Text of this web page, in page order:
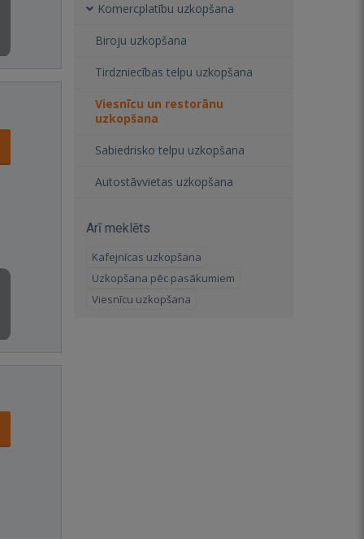
Komercplatību uzkopšana
Biroju uzkopšana
Tirdzniecības telpu uzkopšana
Viesnīcu un restorānu
uzkopšana
Sabiedrisko telpu uzkopšana
Autostāvvietas uzkopšana
Arī meklēts
Kafejnīcas uzkopšana
Uzkopšana pēc pasākumiem
Viesnīcu uzkopšana